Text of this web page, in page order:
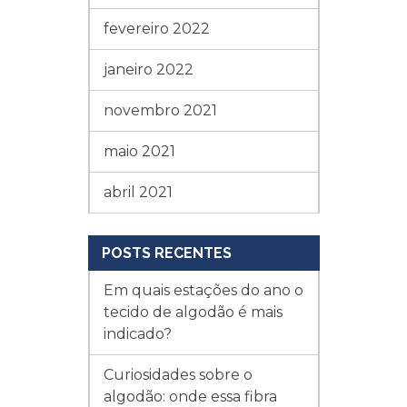
fevereiro 2022
janeiro 2022
novembro 2021
maio 2021
abril 2021
POSTS RECENTES
Em quais estações do ano o
tecido de algodão é mais
indicado?
Curiosidades sobre o
algodão: onde essa fibra